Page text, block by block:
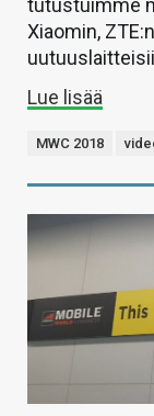
tutustuimme
Xiaomin,
Lue lisää
MWC 2018